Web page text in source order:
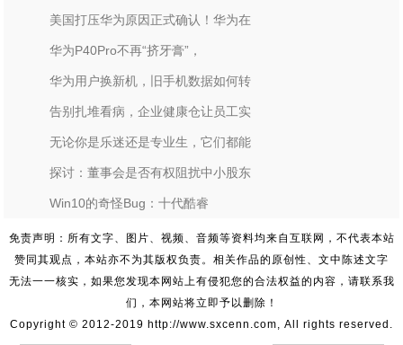
美国打压华为原因正式确认！华为在
华为P40Pro不再“挤牙膏”，
华为用户换新机，旧手机数据如何转
告别扎堆看病，企业健康仓让员工实
无论你是乐迷还是专业生，它们都能
探讨：董事会是否有权阻扰中小股东
Win10的奇怪Bug：十代酷睿
免责声明：所有文字、图片、视频、音频等资料均来自互联网，不代表本站
赞同其观点，本站亦不为其版权负责。相关作品的原创性、文中陈述文字
无法一一核实，如果您发现本网站上有侵犯您的合法权益的内容，请联系我
们，本网站将立即予以删除！
Copyright © 2012-2019 http://www.sxcenn.com, All rights reserved.